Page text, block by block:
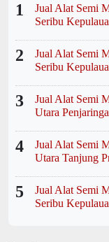
1
Jual Alat Semi
Seribu
2
Jual Alat Semi
Seribu
3
Jual Alat Semi
Utara
4
Jual Alat Semi
Utara Tanjung
5
Jual Alat Semi
Seribu